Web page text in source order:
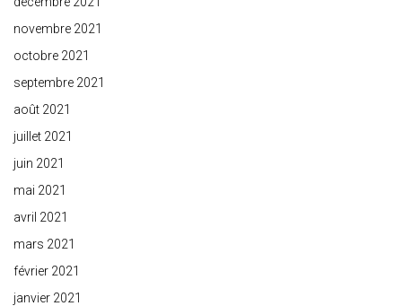
novembre 2021
octobre 2021
septembre 2021
août 2021
juillet 2021
juin 2021
mai 2021
avril 2021
mars 2021
février 2021
janvier 2021